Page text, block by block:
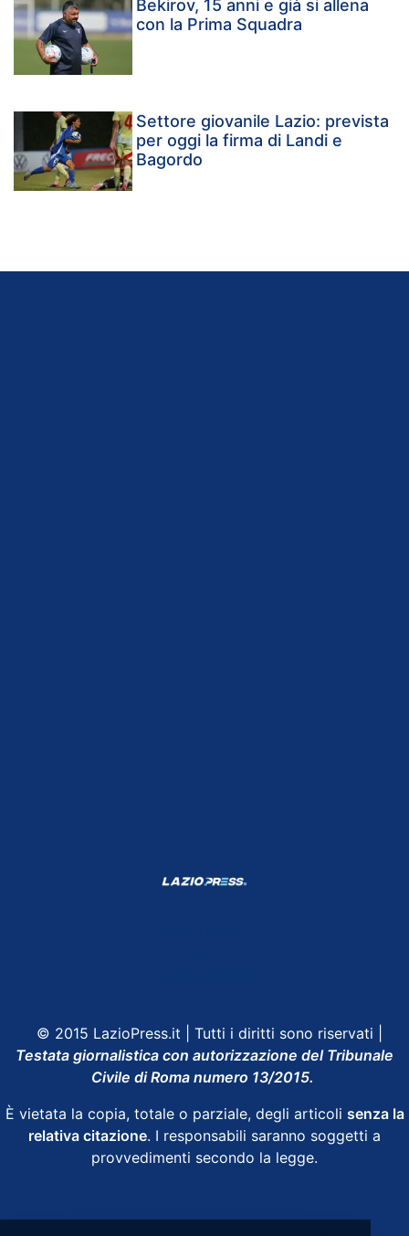
Bekirov, 15 anni e già si allena
con la Prima Squadra
Settore giovanile Lazio: prevista
per oggi la firma di Landi e
Bagordo
© 2015 LazioPress.it | Tutti i diritti sono riservati |
Testata giornalistica con autorizzazione del Tribunale
Civile di Roma numero 13/2015.
È vietata la copia, totale o parziale, degli articoli senza la
relativa citazione. I responsabili saranno soggetti a
provvedimenti secondo la legge.